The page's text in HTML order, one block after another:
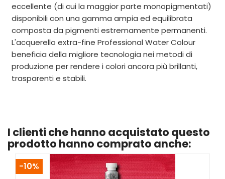
eccellente (di cui la maggior parte monopigmentati)
disponibili con una gamma ampia ed equilibrata
composta da pigmenti estremamente permanenti.
L'acquerello extra-fine Professional Water Colour
beneficia della migliore tecnologia nei metodi di
produzione per rendere i colori ancora più brillanti,
trasparenti e stabili.
I clienti che hanno acquistato questo
prodotto hanno comprato anche:
-10%